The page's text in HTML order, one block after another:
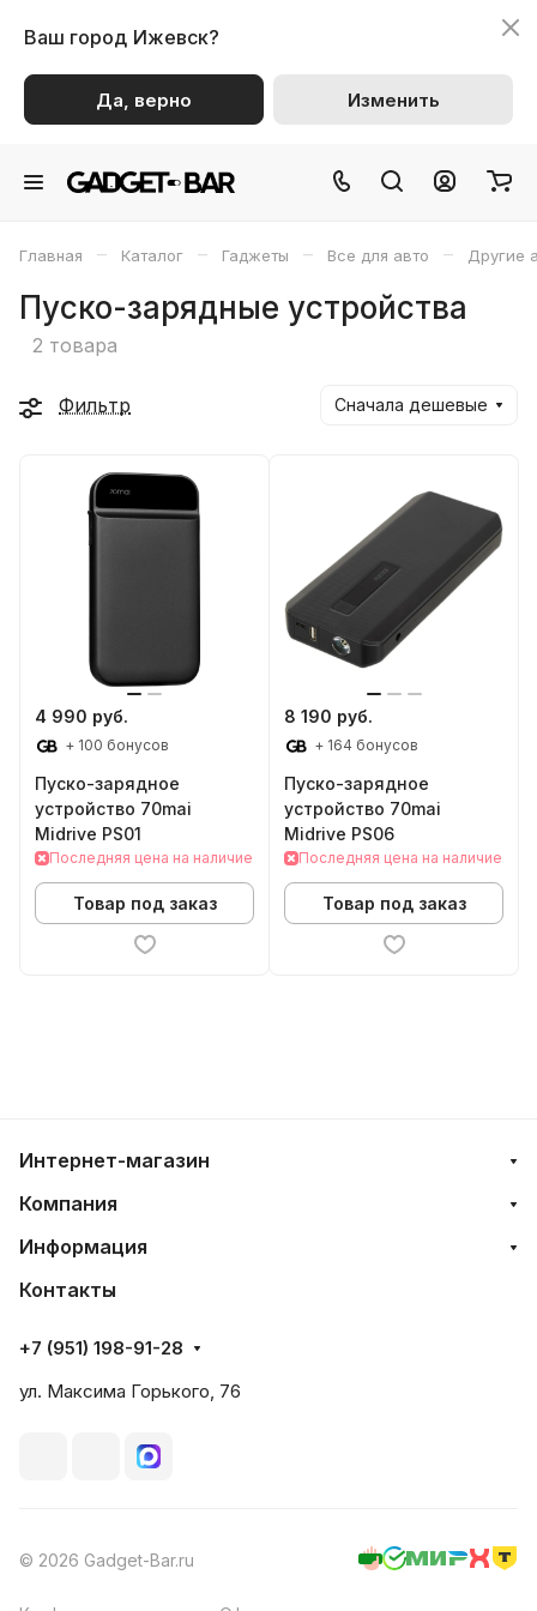
Ваш город Ижевск?
Да, верно Изменить
Главная – Каталог – Гаджеты – Все для авто – Другие
Пуско-зарядные устройства
2 товара
Фильтр Сначала дешевые
4 990 руб.
+ 100 бонусов
Пуско-зарядное
устройство 70mai
Midrive PS01
Последняя цена на наличие
Товар под заказ
8 190 руб.
+ 164 бонусов
Пуско-зарядное
устройство 70mai
Midrive PS06
Последняя цена на наличие
Товар под заказ
Интернет-магазин
Компания
Информация
Контакты
+7 (951) 198-91-28
ул. Максима Горького, 76
© 2026 Gadget-Bar.ru